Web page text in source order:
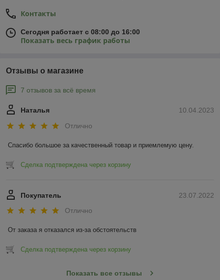
Контакты
Сегодня работает с 08:00 до 16:00
Показать весь график работы
Отзывы о магазине
7 отзывов за всё время
10.04.2023
Наталья
Отлично
Спасибо большое за качественный товар и приемлемую цену.
Сделка подтверждена через корзину
23.07.2022
Покупатель
Отлично
От заказа я отказался из-за обстоятельств
Сделка подтверждена через корзину
Показать все отзывы